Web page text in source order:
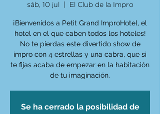
sáb, 10 jul El Club de la Impro
¡Bienvenidos a Petit Grand ImproHotel, el
hotel en el que caben todos los hoteles!
No te pierdas este divertido show de
impro con 4 estrellas y una cabra, que si
te fijas acaba de empezar en la habitación
Se ha cerrado la posibilidad de